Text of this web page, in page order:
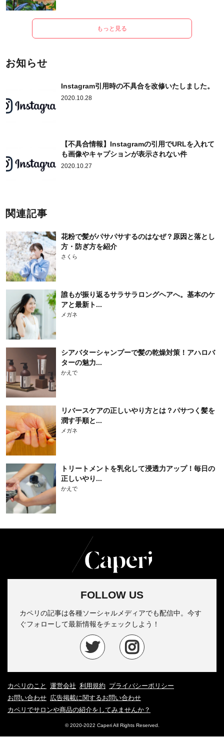
もっと見る
お知らせ
Instagram引用時の不具合を改修いたしました。
2020.10.28
【不具合情報】Instagramの引用でURLを入れて
も画像やキャプションが表示されない件
2020.10.27
関連記事
花粉で髪がパサパサするのはなぜ？原因と落とし
方・防ぎ方を紹介
さくら
誰もが振り返るサラサラロングヘアへ。基本のケ
アと最新ト...
メガネ
シアバターシャンプーで髪の乾燥対策！アハロバ
ターの魅力...
かえで
リバースケアの正しいやり方とは？パサつく髪を
潤す手順と...
メガネ
トリートメントを乳化して浸透力アップ！毎日の
正しいやり...
かえで
FOLLOW US
カペリの記事は各種ソーシャルメディアでも配信中。今す
ぐフォローして最新情報をチェックしよう！
カペリのこと 運営会社 利用規約 プライバシーポリシー
お問い合わせ 広告掲載に関するお問い合わせ
カペリでサロンや商品の紹介をしてみませんか？
© 2020-2022 Caperi All Rights Reserved.